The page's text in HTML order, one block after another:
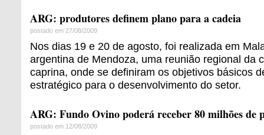
ARG: produtores definem plano para a cadeia
postado em 27/08/2009
Nos dias 19 e 20 de agosto, foi realizada em
argentina de Mendoza, uma reunião regional da
caprina, onde se definiram os objetivos básicos
estratégico para o desenvolvimento do setor.
ARG: Fundo Ovino poderá receber 80 milhões de
postado em 12/08/2009